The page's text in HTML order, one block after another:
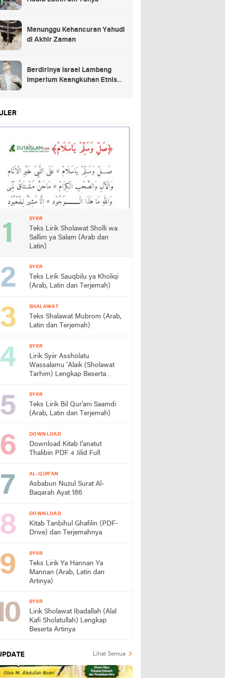
Menunggu Kehancuran Yahudi
di Akhir Zaman
Berdirinya Israel Lambang
Imperium Keangkuhan Etnis
SYIIR
Teks Lirik Sholawat Sholli wa
Sallim ya Salam (Arab dan
Latin)
SYIIR
Teks Lirik Sauqbilu ya Kholiqi
(Arab, Latin dan Terjemah)
SHALAWAT
Teks Shalawat Mubrom (Arab,
Latin dan Terjemah)
SYIIR
Lirik Syiir Assholatu
Wassalamu ‘Alaik (Sholawat
Tarhim) Lengkap Beserta
SYIIR
Teks Lirik Bil Qur'ani Saamdi
(Arab, Latin dan Terjemah)
DOWNLOAD
Download Kitab I'anatut
Thalibin PDF 4 Jilid Full
AL-QUR'AN
Asbabun Nuzul Surat Al-
Baqarah Ayat 186
DOWNLOAD
Kitab Tanbihul Ghafilin (PDF-
Drive) dan Terjemahnya
SYIIR
Teks Lirik Ya Hannan Ya
Mannan (Arab, Latin dan
Artinya)
SYIIR
Lirik Sholawat Ibadallah (Alal
Kafi Sholatullah) Lengkap
Beserta Artinya
Lihat Semua